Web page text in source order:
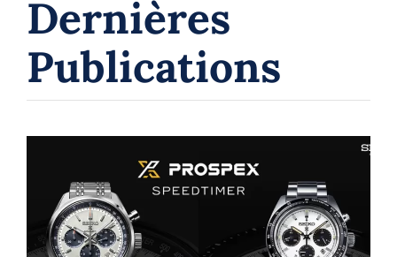
Dernières
Publications
Montres chronographes Seiko : un
voyage à travers l’innovation et le